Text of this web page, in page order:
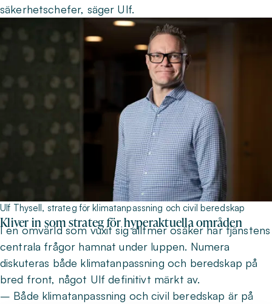
säkerhetschefer, säger Ulf.
UIf Thysell, strateg för klimatanpassning och civil beredskap
Kliver in som strateg för hyperaktuella områden
I en omvärld som vuxit sig alltmer osäker har tjänstens
centrala frågor hamnat under luppen. Numera
diskuteras både klimatanpassning och beredskap på
bred front, något Ulf definitivt märkt av.
– Både klimatanpassning och civil beredskap är på